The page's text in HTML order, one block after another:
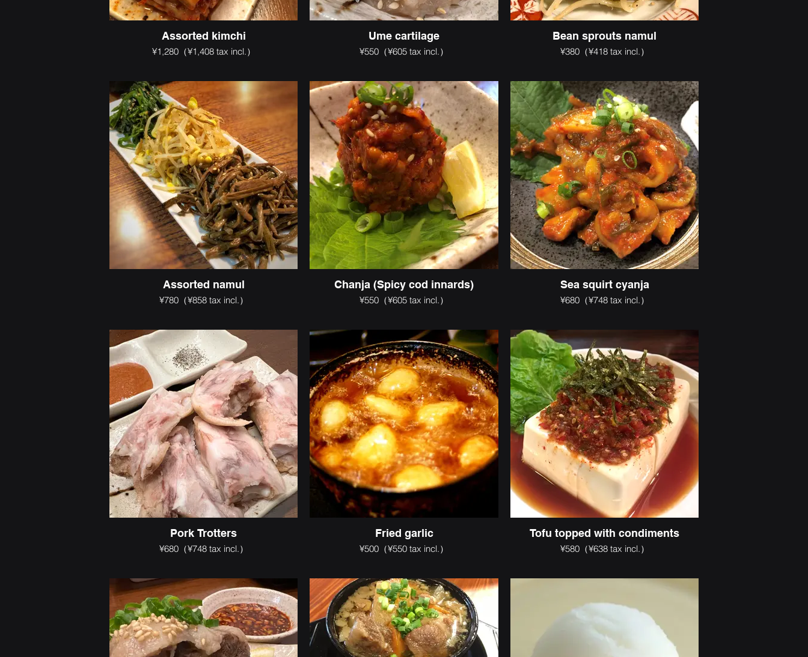
Assorted kimchi
¥1,280（¥1,408 tax incl.）
Ume cartilage
¥550（¥605 tax incl.）
Bean sprouts namul
¥380（¥418 tax incl.）
Assorted namul
¥780（¥858 tax incl.）
Chanja (Spicy cod innards)
¥550（¥605 tax incl.）
Sea squirt cyanja
¥680（¥748 tax incl.）
Pork Trotters
¥680（¥748 tax incl.）
Fried garlic
¥500（¥550 tax incl.）
Tofu topped with condiments
¥580（¥638 tax incl.）